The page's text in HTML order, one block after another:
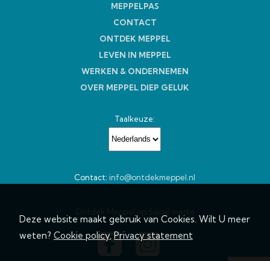
Deze website maakt gebruik van Cookies. Wilt U meer
weten? Cookie policy, Privacy statement
MEPPELPAS
CONTACT
ONTDEK MEPPEL
LEVEN IN MEPPEL
WERKEN & ONDERNEMEN
OVER MEPPEL DIEP GELUK
Taalkeuze:
Contact:info@ontdekmeppel.nl
Ontdek Meppel op Social media